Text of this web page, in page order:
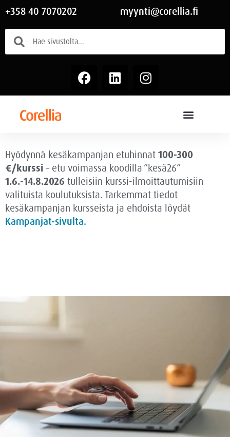
+358 40 7070202 myynti@corellia.fi
Hyödynnä kesäkampanjan etuhinnat 100-300
€/kurssi – etu voimassa koodilla ”kesä26”
1.6.-14.8.2026 tulleisiin kurssi-ilmoittautumisiin
valituista koulutuksista. Tarkemmat tiedot
kesäkampanjan kursseista ja ehdoista löydät
Kampanjat-sivulta.